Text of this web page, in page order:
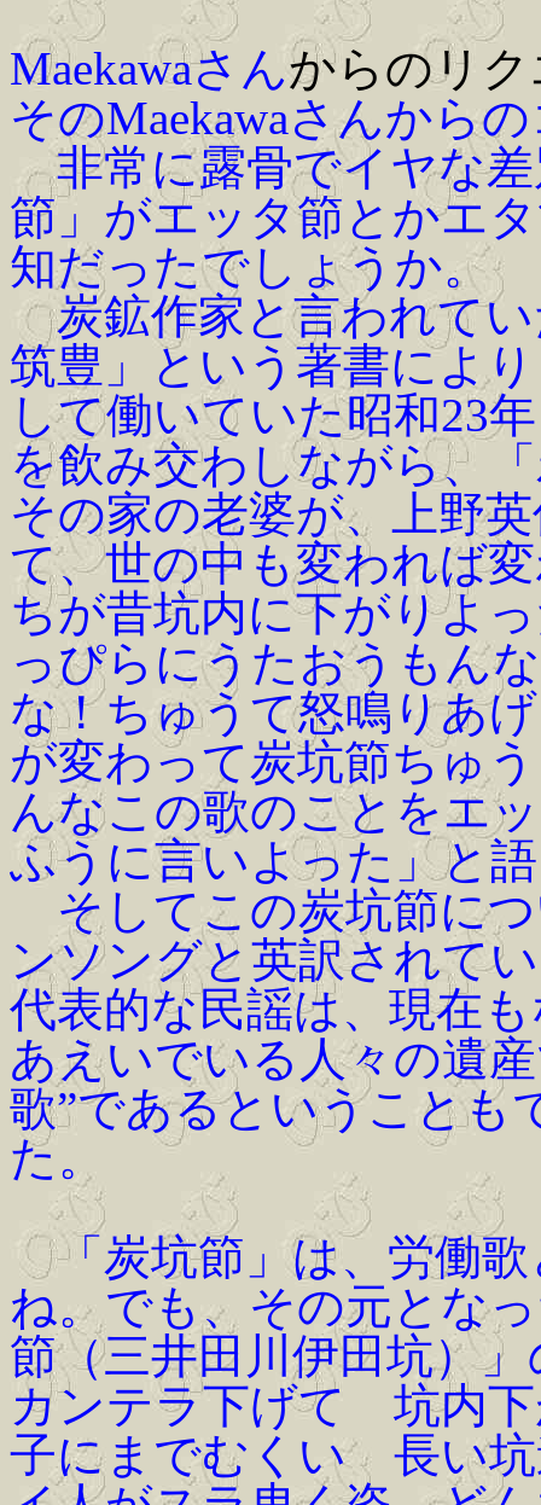
Maekawaさんからのリ
そのMaekawaさんから
非常に露骨でイヤな差
節」がエッタ節とかエ
知だったでしょうか。
炭鉱作家と言われて
筑豊」という著書によ
して働いていた昭和23
を飲み交わしながら、
その家の老婆が、上野
て、世の中も変われば
ちが昔坑内に下がりよ
っぴらにうたおうもん
な！ちゅうて怒鳴りあ
が変わって炭坑節ちゅ
んなこの歌のことをエ
ふうに言いよった」と
そしてこの炭坑節に
ンソングと英訳されて
代表的な民謡は、現在
あえいでいる人々の遺
歌”であるということも
た。
「炭坑節」は、労働歌
ね。でも、その元とな
節（三井田川伊田坑）
カンテラ下げて 坑内下
子にまでむくい 長い坑